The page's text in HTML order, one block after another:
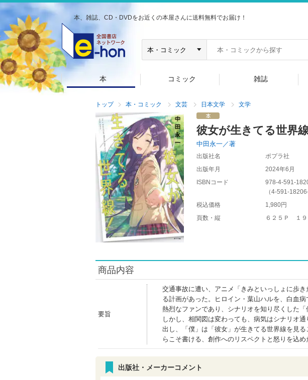
本、雑誌、CD・DVDをお近くの本屋さんに送料無料でお届け！
本 コミック 雑誌
トップ 本・コミック 文芸 日本文学 文学
彼女が生きてる世界線
中田永一／著
出版社名
ポプラ社
出版年月
2024年6月
ISBNコード
978-4-591-
（4-591-
税込価格
1,980円
頁数・縦
６２５Ｐ １９
商品内容
要旨
交通事故に遭い、アニメ「きみといっしょに歩
る計画があった。ヒロイン・葉山ハルを、白血
熱烈なファンであり、シナリオを知り尽くした
しかし、相関図は変わっても、病気はシナリオ
出し、「僕」は「彼女」が生きてる世界線を見
らこそ書ける、創作へのリスペクトと怒りを込め
出版社・メーカーコメント